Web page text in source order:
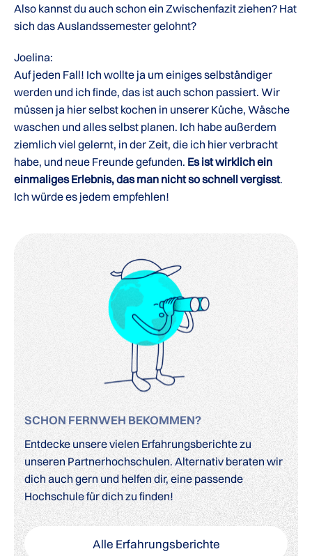
Also kannst du auch schon ein Zwischenfazit ziehen? Hat
sich das Auslandssemester gelohnt?
Joelina:
Auf jeden Fall! Ich wollte ja um einiges selbständiger
werden und ich finde, das ist auch schon passiert. Wir
müssen ja hier selbst kochen in unserer Küche, Wäsche
waschen und alles selbst planen. Ich habe außerdem
ziemlich viel gelernt, in der Zeit, die ich hier verbracht
habe, und neue Freunde gefunden. Es ist wirklich ein
einmaliges Erlebnis, das man nicht so schnell vergisst.
Ich würde es jedem empfehlen!
SCHON FERNWEH BEKOMMEN?
Entdecke unsere vielen Erfahrungsberichte zu
unseren Partnerhochschulen. Alternativ beraten wir
dich auch gern und helfen dir, eine passende
Hochschule für dich zu finden!
Alle Erfahrungsberichte